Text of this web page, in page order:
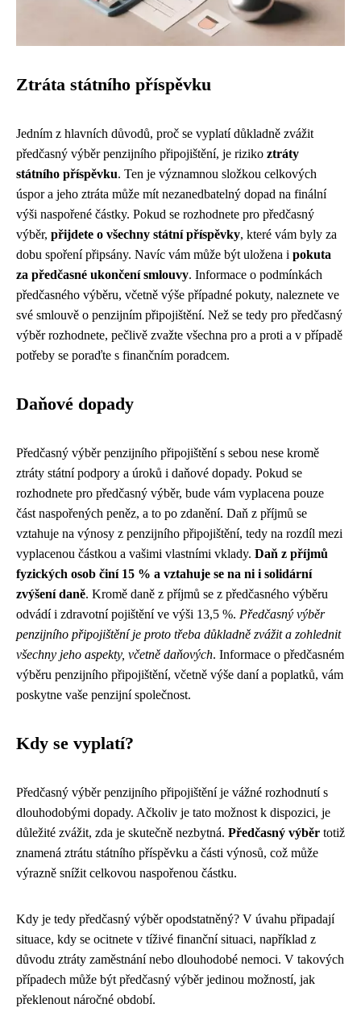
Ztráta státního příspěvku
Jedním z hlavních důvodů, proč se vyplatí důkladně zvážit
předčasný výběr penzijního připojištění, je riziko ztráty
státního příspěvku. Ten je významnou složkou celkových
úspor a jeho ztráta může mít nezanedbatelný dopad na finální
výši naspořené částky. Pokud se rozhodnete pro předčasný
výběr, přijdete o všechny státní příspěvky, které vám byly za
dobu spoření připsány. Navíc vám může být uložena i pokuta
za předčasné ukončení smlouvy. Informace o podmínkách
předčasného výběru, včetně výše případné pokuty, naleznete ve
své smlouvě o penzijním připojištění. Než se tedy pro předčasný
výběr rozhodnete, pečlivě zvažte všechna pro a proti a v případě
potřeby se poraďte s finančním poradcem.
Daňové dopady
Předčasný výběr penzijního připojištění s sebou nese kromě
ztráty státní podpory a úroků i daňové dopady. Pokud se
rozhodnete pro předčasný výběr, bude vám vyplacena pouze
část naspořených peněz, a to po zdanění. Daň z příjmů se
vztahuje na výnosy z penzijního připojištění, tedy na rozdíl mezi
vyplacenou částkou a vašimi vlastními vklady. Daň z příjmů
fyzických osob činí 15 % a vztahuje se na ni i solidární
zvýšení daně. Kromě daně z příjmů se z předčasného výběru
odvádí i zdravotní pojištění ve výši 13,5 %. Předčasný výběr
penzijního připojištění je proto třeba důkladně zvážit a zohlednit
všechny jeho aspekty, včetně daňových. Informace o předčasném
výběru penzijního připojištění, včetně výše daní a poplatků, vám
poskytne vaše penzijní společnost.
Kdy se vyplatí?
Předčasný výběr penzijního připojištění je vážné rozhodnutí s
dlouhodobými dopady. Ačkoliv je tato možnost k dispozici, je
důležité zvážit, zda je skutečně nezbytná. Předčasný výběr totiž
znamená ztrátu státního příspěvku a části výnosů, což může
výrazně snížit celkovou naspořenou částku.
Kdy je tedy předčasný výběr opodstatněný? V úvahu připadají
situace, kdy se ocitnete v tíživé finanční situaci, například z
důvodu ztráty zaměstnání nebo dlouhodobé nemoci. V takových
případech může být předčasný výběr jedinou možností, jak
překlenout náročné období.